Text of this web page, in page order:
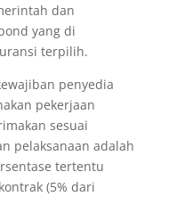
dan
yang di
terpilih.
penyedia
pekerjaan
sesuai
pelaksanaan adalah
tertentu
(5% dari